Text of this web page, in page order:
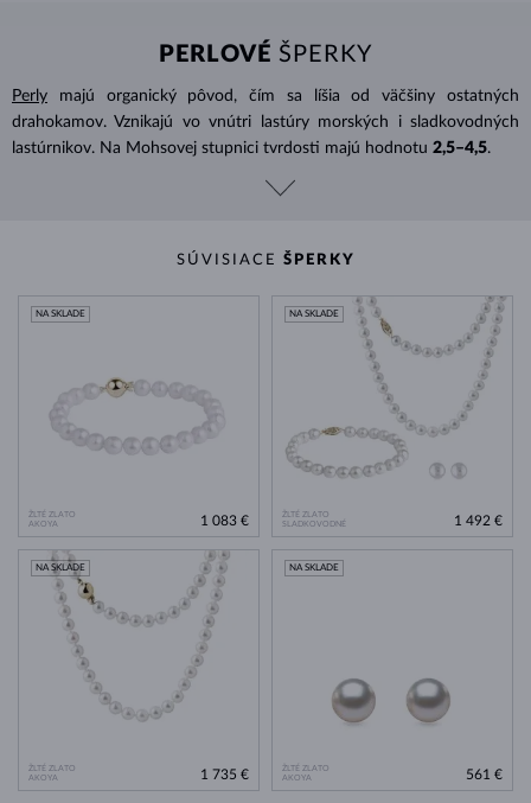
PERLOVÉ ŠPERKY
Perly
majú organický pôvod, čím sa líšia od väčšiny ostatných
drahokamov. Vznikajú vo vnútri lastúry morských i sladkovodných
lastúrnikov. Na Mohsovej stupnici tvrdosti majú hodnotu 2,5–4,5.
SÚVISIACE ŠPERKY
ŽLTÉ ZLATO
AKOYA
NA SKLADE
1 083 €
ŽLTÉ ZLATO
SLADKOVODNÉ
NA SKLADE
1 492 €
ŽLTÉ ZLATO
AKOYA
NA SKLADE
1 735 €
ŽLTÉ ZLATO
AKOYA
NA SKLADE
561 €